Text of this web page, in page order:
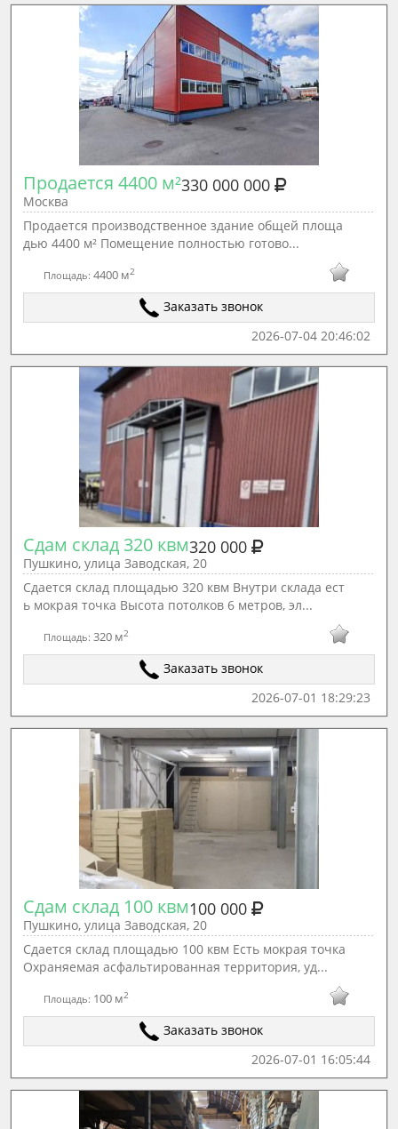
Продается 4400 м²330 000 000
Москва
Продается производственное здание общей площа
дью 4400 м² Помещение полностью готово...
Площадь:4400 м2
Заказать звонок
2026-07-04 20:46:02
Сдам склад 320 квм320 000
Пушкино, улица Заводская, 20
Сдается склад площадью 320 квм Внутри склада ест
ь мокрая точка Высота потолков 6 метров, эл...
Площадь:320 м2
Заказать звонок
2026-07-01 18:29:23
Сдам склад 100 квм100 000
Пушкино, улица Заводская, 20
Сдается склад площадью 100 квм Есть мокрая точка
Охраняемая асфальтированная территория, уд...
Площадь: 100 м2
Заказать звонок
2026-07-01 16:05:44